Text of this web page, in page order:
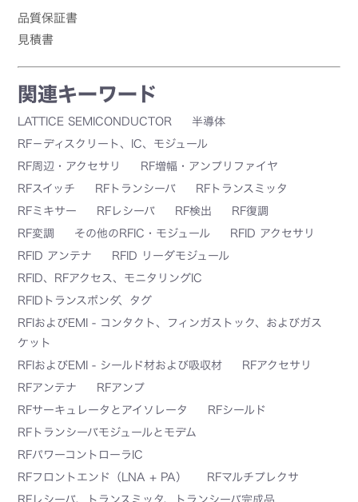
品質保証書
見積書
関連キーワード
LATTICE SEMICONDUCTOR
半導体
RF－ディスクリート、IC、モジュール
RF周辺・アクセサリ
RF増幅・アンプリファイヤ
RFスイッチ
RFトランシーバ
RFトランスミッタ
RFミキサー
RFレシーバ RF検出
RF復調
RF変調
その他のRFIC・モジュール
RFID アクセサリ
RFID アンテナ
RFID リーダモジュール
RFID、RFアクセス、モニタリングIC
RFIDトランスポンダ、タグ
RFIおよびEMI - コンタクト、フィンガストック、およびガス
ケット
RFIおよびEMI - シールド材および吸収材
RFアクセサリ
RFアンテナ
RFアンプ
RFサーキュレータとアイソレータ
RFシールド
RFトランシーバモジュールとモデム
RFパワーコントローラIC
RFフロントエンド（LNA + PA）
RFマルチプレクサ
RFレシーバ、トランスミッタ、トランシーバ完成品